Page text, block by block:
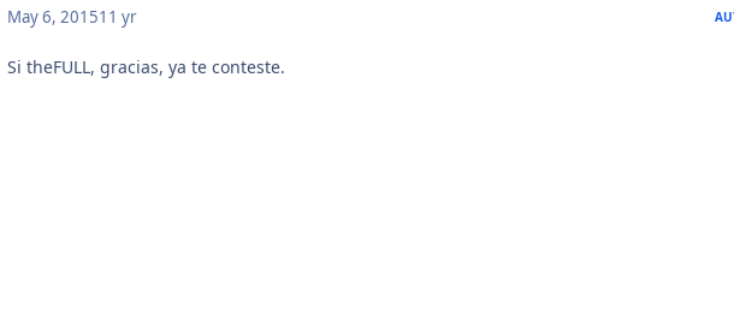
May 6, 201511 yr
Si theFULL, gracias, ya te conteste.